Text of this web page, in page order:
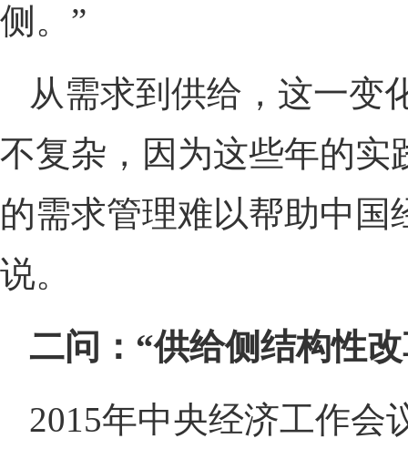
侧。”
从需求到供给，这一变
不复杂，因为这些年的实
的需求管理难以帮助中国
说。
二问：“供给侧结构性
2015年中央经济工作会